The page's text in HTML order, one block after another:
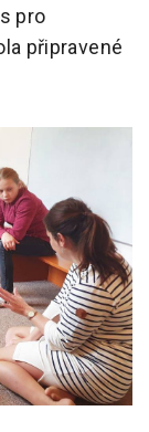
pro
připravené